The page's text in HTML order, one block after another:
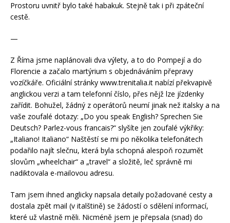
Prostoru uvnitř bylo také habakuk. Stejně tak i při zpáteční
cestě.
—
Z Říma jsme naplánovali dva výlety, a to do Pompejí a do
Florencie a začalo martýrium s objednáváním přepravy
vozíčkáře. Oficiální stránky www.trenitalia.it nabízí překvapivě
anglickou verzi a tam telefonní číslo, přes nějž lze jízdenky
zařídit. Bohužel, žádný z operátorů neumí jinak než italsky a na
vaše zoufalé dotazy: „Do you speak English? Sprechen Sie
Deutsch? Parlez-vous francais?“ slyšíte jen zoufalé výkřiky:
„Italiano! Italiano“ Naštěstí se mi po několika telefonátech
podařilo najít slečnu, která byla schopná alespoň rozumět
slovům „wheelchair“ a „travel“ a složitě, leč správně mi
nadiktovala e-mailovou adresu.
Tam jsem ihned anglicky napsala detaily požadované cesty a
dostala zpět mail (v italštině) se žádostí o sdělení informací,
které už vlastně měli. Nicméně jsem je přepsala (snad) do